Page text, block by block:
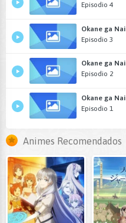
Episodio 4
Okane ga Nai
Episodio 3
Okane ga Nai
Episodio 2
Okane ga Nai
Episodio 1
Animes Recomendados